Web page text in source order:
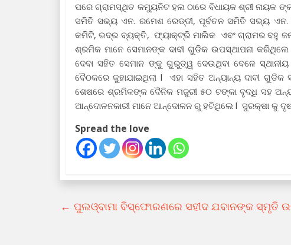
ପରେ ଗ୍ରାମସ୍ଥିତ କମ୍ୟୁନିଟ ହଲ ଠାରେ ବିଧାୟକ ଶ୍ରୀ ନାୟକ
ସମିତି ସଭ୍ୟ ଏନ. ରମେଶ ରେଡ୍ଡୀ, ପୂର୍ବତନ ସମିତି ସଭ୍ୟ
କମିଟି, ଭଦ୍ର ବ୍ୟକ୍ତି, ଫ୍ୟାକ୍ଟ୍ରି ମାଲିକ ଏବଂ ଗ୍ରାମର ବହୁ
ଶ୍ରମିକ ମାନେ ସେମାନଙ୍କ ଦାବୀ ଗୁଡିକ ଉପସ୍ଥାପନା
ଦେବା ସହିତ ସେମାନ ଙ୍କୁ ଗୁରୁତ୍ୱ ଦେଉଥିବା ବେଳେ
ବୈଠକରେ କୁହାଯାଇଥିଲା l ଏହା ସହିତ ଅନ୍ୟାନ୍ୟ ଦାବୀ
ଶେଷରେ ଶ୍ରମିକଙ୍କ ଦୈନିକ ମଜୁରୀ ୫୦ ଟଙ୍କା ବୃଦ୍ଧି ସହ
ଆନ୍ଦୋଳନକାରୀ ମାନେ ଆନ୍ଦୋଳନ ରୁ ହଟିଥିଲେ l ସୁରକ୍ଷା କୁ
Spread the love
← ପୁଲଓ୍ବାମା ବିସ୍ଫୋରଣରେ ସହୀଦ ଯବାନଙ୍କ ସ୍ମୃତି